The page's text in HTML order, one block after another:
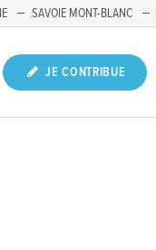
SAVOIE MONT-BLANC
JE CONTRIBUE